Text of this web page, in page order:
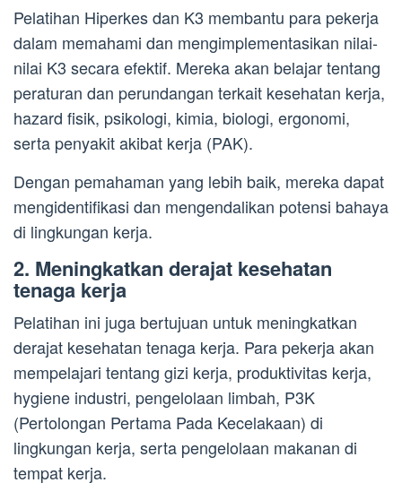
Pelatihan Hiperkes dan K3 membantu para pekerja
dalam memahami dan mengimplementasikan nilai-
nilai K3 secara efektif. Mereka akan belajar tentang
peraturan dan perundangan terkait kesehatan kerja,
hazard fisik, psikologi, kimia, biologi, ergonomi,
serta penyakit akibat kerja (PAK).
Dengan pemahaman yang lebih baik, mereka dapat
mengidentifikasi dan mengendalikan potensi bahaya
di lingkungan kerja.
2. Meningkatkan derajat kesehatan
tenaga kerja
Pelatihan ini juga bertujuan untuk meningkatkan
derajat kesehatan tenaga kerja. Para pekerja akan
mempelajari tentang gizi kerja, produktivitas kerja,
hygiene industri, pengelolaan limbah, P3K
(Pertolongan Pertama Pada Kecelakaan) di
lingkungan kerja, serta pengelolaan makanan di
tempat kerja.